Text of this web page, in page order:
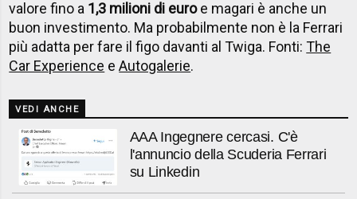
valore fino a 1,3 milioni di euroe magari è anche un
buon investimento. Ma probabilmente non è la Ferrari
più adatta per fare il figo davanti al Twiga. Fonti:The
Car Experience eAutogalerie.
VEDI ANCHE
AAA Ingegnere cercasi. C'è
l'annuncio della Scuderia Ferrari
su Linkedin